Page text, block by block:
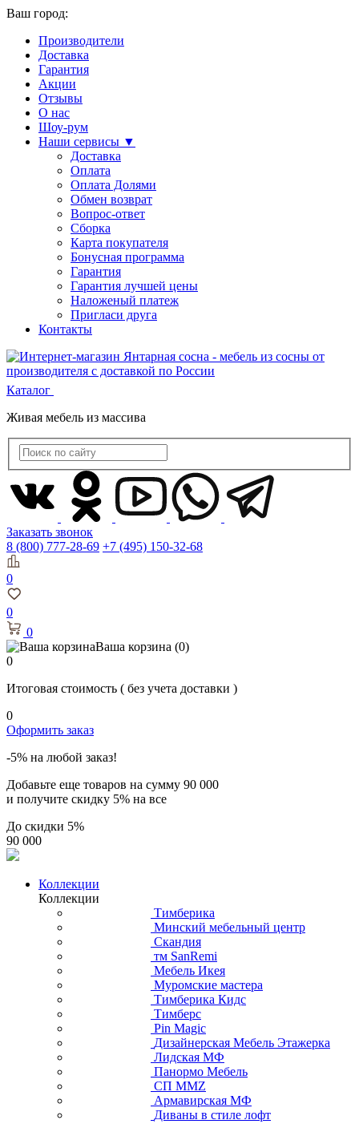
Ваш город:
Производители
Доставка
Гарантия
Акции
Отзывы
О нас
Шоу-рум
Наши сервисы ▼
Доставка
Оплата
Оплата Долями
Обмен возврат
Вопрос-ответ
Сборка
Карта покупателя
Бонусная программа
Гарантия
Гарантия лучшей цены
Наложеный платеж
Пригласи друга
Контакты
Каталог
Живая мебель из массива
Заказать звонок
8 (800) 777-28-69 +7 (495) 150-32-68
0
0
0
Ваша корзина (0)
0
Итоговая стоимость ( без учета доставки )
0
Оформить заказ
-5% на любой заказ!
Добавьте еще товаров на сумму 90 000
и получите скидку 5% на все
До скидки 5%
90 000
Коллекции
Коллекции
Тимберика
Минский мебельный центр
Скандия
тм SanRemi
Мебель Икея
Муромские мастера
Тимберика Кидс
Тимберс
Pin Magic
Дизайнерская Мебель Этажерка
Лидская МФ
Панормо Мебель
СП ММZ
Армавирская МФ
Диваны в стиле лофт